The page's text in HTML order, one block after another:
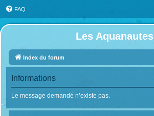
FAQ
Les Aquanautes
Index du forum
Informations
Le message demandé n’existe pas.